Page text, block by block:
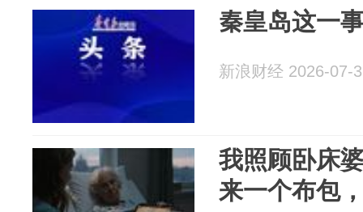
秦皇岛这一
新浪财经 2026-07-
我照顾卧床
来一个布包